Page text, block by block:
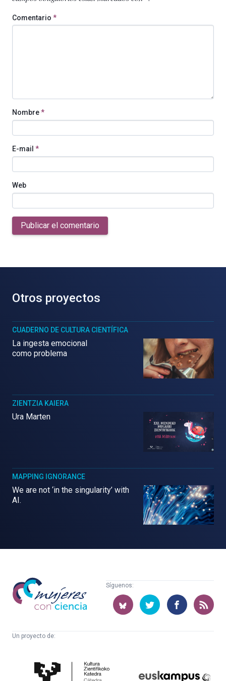
Comentario *
Nombre*
E-mail *
Web
Publicar el comentario
Otros proyectos
CUADERNO DE CULTURA CIENTÍFICA
La ingesta emocional
como problema
ZIENTZIA KAIERA
Ura Marten
MAPPING IGNORANCE
We are not ‘in the singularity’ with
AI.
Mujeres
con
ciencia
Síguenos:
Un proyecto de:
Cultura